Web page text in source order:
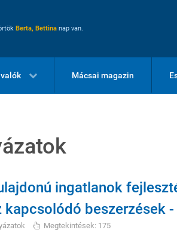
Berta, Bettina nap van.
Mácsai magazin
ingatlanok
beszerzések
Megtekintések: 175